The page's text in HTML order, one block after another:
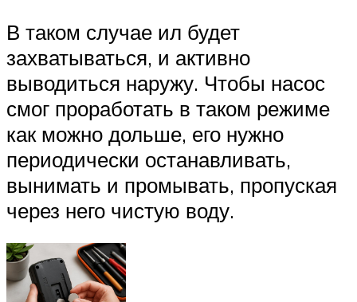
В таком случае ил будет
захватываться, и активно
выводиться наружу. Чтобы насос
смог проработать в таком режиме
как можно дольше, его нужно
периодически останавливать,
вынимать и промывать, пропуская
через него чистую воду.